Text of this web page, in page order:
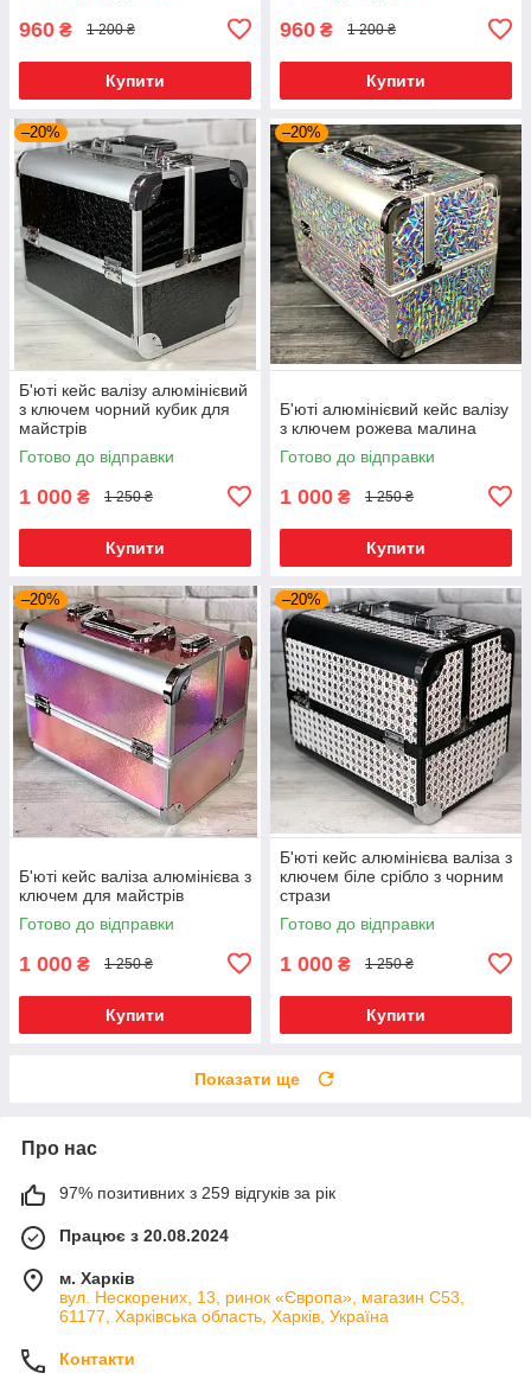
960 ₴ 1 200 ₴
Купити
960 ₴ 1 200 ₴
Купити
–20%
Б'юті кейс валізу алюмінієвий
з ключем чорний кубик для
майстрів
Готово до відправки
1 000 ₴ 1 250 ₴
Купити
–20%
Б'юті алюмінієвий кейс валізу
з ключем рожева малина
Готово до відправки
1 000 ₴ 1 250 ₴
Купити
–20%
Б'юті кейс валіза алюмінієва з
ключем для майстрів
Готово до відправки
1 000 ₴ 1 250 ₴
Купити
–20%
Б'юті кейс алюмінієва валіза з
ключем біле срібло з чорним
стрази
Готово до відправки
1 000 ₴ 1 250 ₴
Купити
Показати ще
Про нас
97% позитивних з 259 відгуків за рік
Працює з 20.08.2024
м. Харків
вул. Нескорених, 13, ринок «Європа», магазин С53,
61177, Харківська область, Харків, Україна
Контакти